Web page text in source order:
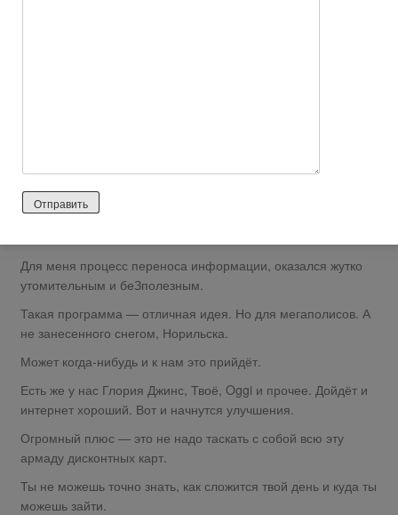
научились работать. А тут я, как снег им на голову с новой
головной болью.
А то с интернетом у нас печаль печалевна, я даже заикаться
Для меня процесс переноса информации, оказался жутко
утомительным и беЗполезным.
Такая программа — отличная идея. Но для мегаполисов. А
не занесенного снегом, Норильска.
Может когда-нибудь и к нам это прийдёт.
Есть же у нас Глория Джинс, Твоё, Oggi и прочее. Дойдёт и
интернет хороший. Вот и начнутся улучшения.
Огромный плюс — это не надо таскать с собой всю эту
армаду дисконтных карт.
Ты не можешь точно знать, как сложится твой день и куда ты
можешь зайти.